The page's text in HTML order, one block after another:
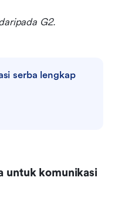
G2.
serba lengkap
untuk komunikasi